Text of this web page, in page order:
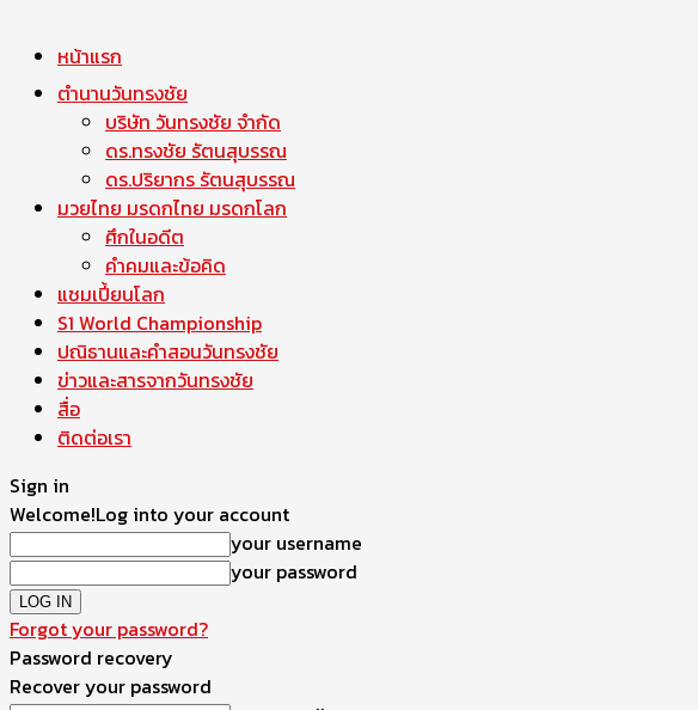
หน้าแรก
ตำนานวันทรงชัย
บริษัท วันทรงชัย จำกัด
ดร.ทรงชัย รัตนสุบรรณ
ดร.ปริยากร รัตนสุบรรณ
มวยไทย มรดกไทย มรดกโลก
ศึกในอดีต
คำคมและข้อคิด
แชมเปี้ยนโลก
S1 World Championship
ปณิธานและคำสอนวันทรงชัย
ข่าวและสารจากวันทรงชัย
สื่อ
ติดต่อเรา
Sign in
Welcome!Log into your account
your username
your password
Forgot your password?
Password recovery
Recover your password